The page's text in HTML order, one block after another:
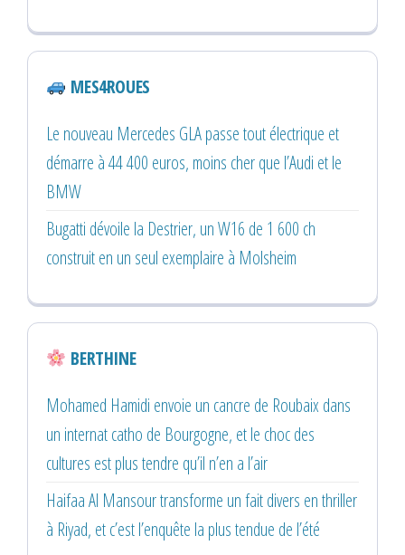
MES4ROUES
Le nouveau Mercedes GLA passe tout électrique et
démarre à 44 400 euros, moins cher que l’Audi et le
BMW
Bugatti dévoile la Destrier, un W16 de 1 600 ch
construit en un seul exemplaire à Molsheim
BERTHINE
Mohamed Hamidi envoie un cancre de Roubaix dans
un internat catho de Bourgogne, et le choc des
cultures est plus tendre qu’il n’en a l’air
Haifaa Al Mansour transforme un fait divers en thriller
à Riyad, et c’est l’enquête la plus tendue de l’été